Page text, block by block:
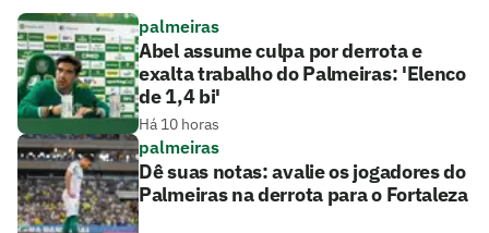
palmeiras
Abel assume culpa por derrota e
exalta trabalho do Palmeiras: 'Elenco
de 1,4 bi'
Há 10 horas
palmeiras
Dê suas notas: avalie os jogadores do
Palmeiras na derrota para o Fortaleza